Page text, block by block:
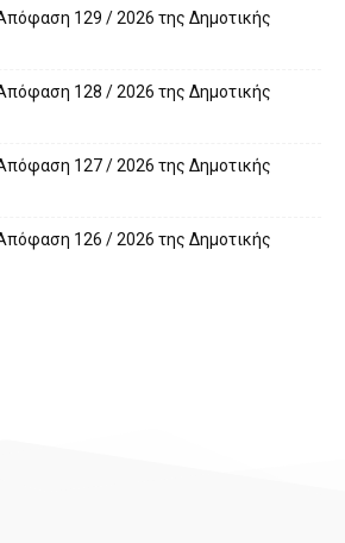
129 / 2026 της Δημοτικής
128 / 2026 της Δημοτικής
127 / 2026 της Δημοτικής
126 / 2026 της Δημοτικής